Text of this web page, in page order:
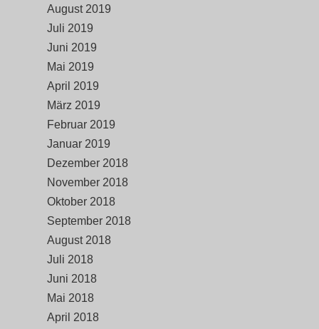
August 2019
Juli 2019
Juni 2019
Mai 2019
April 2019
März 2019
Februar 2019
Januar 2019
Dezember 2018
November 2018
Oktober 2018
September 2018
August 2018
Juli 2018
Juni 2018
Mai 2018
April 2018